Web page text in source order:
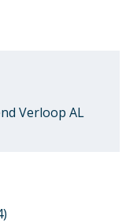
Verloop AL